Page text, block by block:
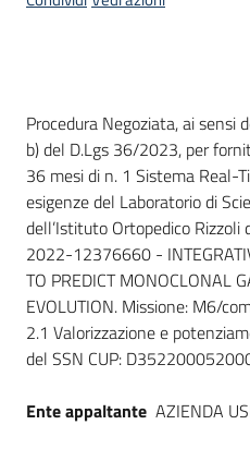
site
Seguici
su
Dati del bando
Procedura Negoziata, ai sensi
b) del D.Lgs 36/2023, per
36 mesi di n. 1 Sistema Real-
esigenze del Laboratorio di
dell’Istituto Ortopedico
2022-12376660 -
TO PREDICT MONOCLONAL
EVOLUTION. Missione: M6/
2.1 Valorizzazione e
del SSN CUP:
Ente appaltante AZIENDA